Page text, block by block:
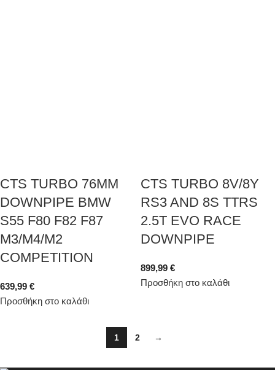
CTS TURBO 76MM
DOWNPIPE BMW
S55 F80 F82 F87
M3/M4/M2
COMPETITION
639,99 €
Προσθήκη στο καλάθι
CTS TURBO 8V/8Y
RS3 AND 8S TTRS
2.5T EVO RACE
DOWNPIPE
899,99 €
Προσθήκη στο καλάθι
1 2 →